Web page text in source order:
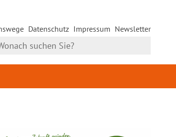
Datenschutz Impressum Newsletter